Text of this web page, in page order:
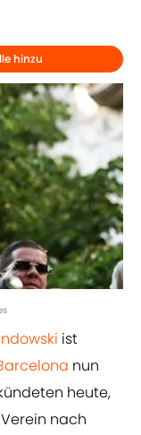
hinzu
ist
nun
heute,
nach